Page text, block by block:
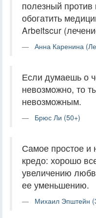
полезный против
обогатить
Arbeitscur
Анна Каренина
Если думаешь о
невозможно, то
невозможным.
Брюс Ли (50+)
Самое простое и
кредо: хорошо
увеличению
ее уменьшению.
Михаил Эпштейн